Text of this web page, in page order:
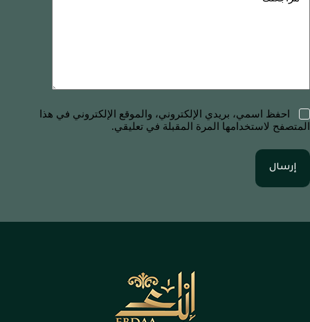
احفظ اسمي، بريدي الإلكتروني، والموقع الإلكتروني في هذا
المتصفح لاستخدامها المرة المقبلة في تعليقي.
إرسال